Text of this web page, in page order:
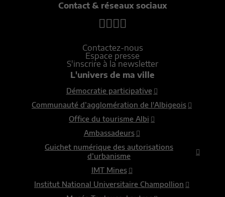
Contact & réseaux sociaux
Contactez-nous
Espace presse
S'inscrire à la newsletter
L'univers de ma ville
Démocratie participative
Communauté d’agglomération de l'Albigeois
Office du tourisme Albi
Ambassadeurs
Guichet numérique des autorisations
d’urbanisme
IMT Mines
Institut National Universitaire Champollion